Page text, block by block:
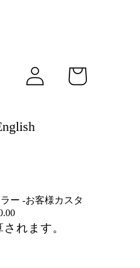
グ
イ
ー
ー -お客様カスタ
れます。